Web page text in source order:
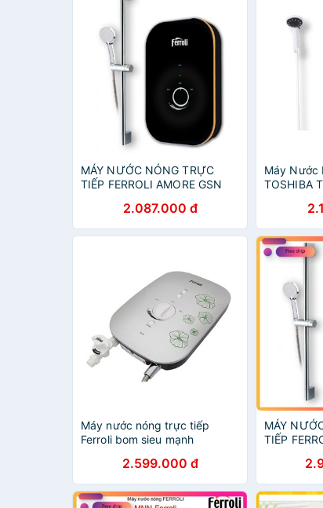
MÁY NƯỚC NÓNG TRỰC
TIẾP FERROLI AMORE GSN
2.087.000 đ
Máy Nước
TOSHIBA
Máy nước nóng trực tiếp
Ferroli bom sieu mạnh
2.599.000 đ
MÁY
TIẾP